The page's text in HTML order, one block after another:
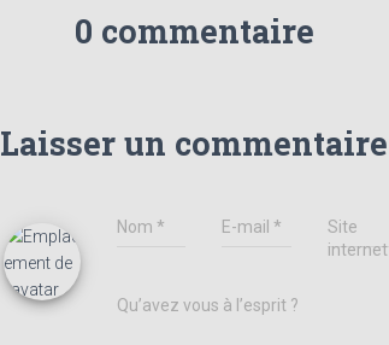
0 commentaire
Laisser un commentaire
Nom * E-mail*
Site
internet
Qu’avez vous à l’esprit ?